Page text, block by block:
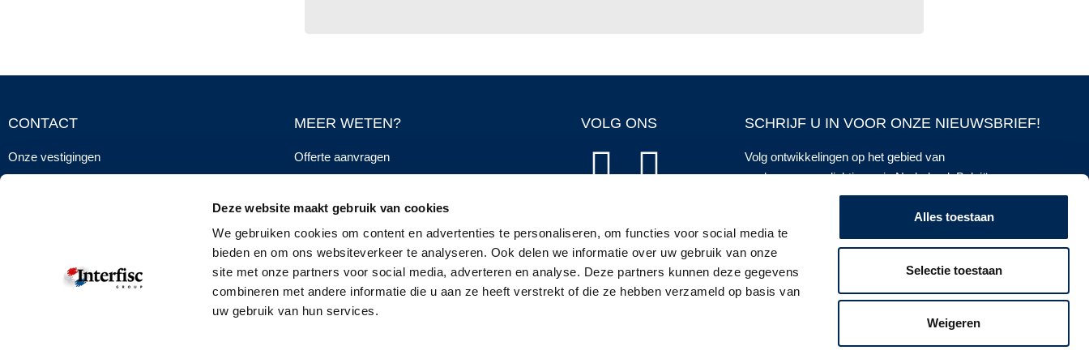
Deze website maakt gebruik van cookies
We gebruiken cookies om content en advertenties te personaliseren, om functies voor social media te
bieden en om ons websiteverkeer te analyseren. Ook delen we informatie over uw gebruik van onze
site met onze partners voor social media, adverteren en analyse. Deze partners kunnen deze gegevens
combineren met andere informatie die u aan ze heeft verstrekt of die ze hebben verzameld op basis van
uw gebruik van hun services.
Alles toestaan
Selectie toestaan
Weigeren
CONTACT
Onze vestigingen
MEER WETEN?
Offerte aanvragen
Onze opleidingen
Downloads
Klant login
VOLG ONS SCHRIJF U IN VOOR ONZE NIEUWSBRIEF!
Volg ontwikkelingen op het gebied van
werkgeversverplichtingen in Nederland, België,
Duitsland, Frankrijk, het Verenigd Koninkrijk en